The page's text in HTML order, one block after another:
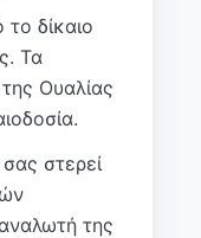
το δίκαιο
Τα
Ουαλίας
στερεί
της